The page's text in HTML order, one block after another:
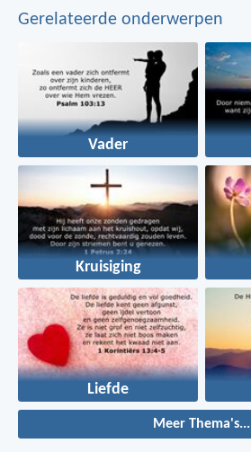
Gerelateerde onderwerpen
Vader
Kruisiging
Liefde
Meer Thema's...